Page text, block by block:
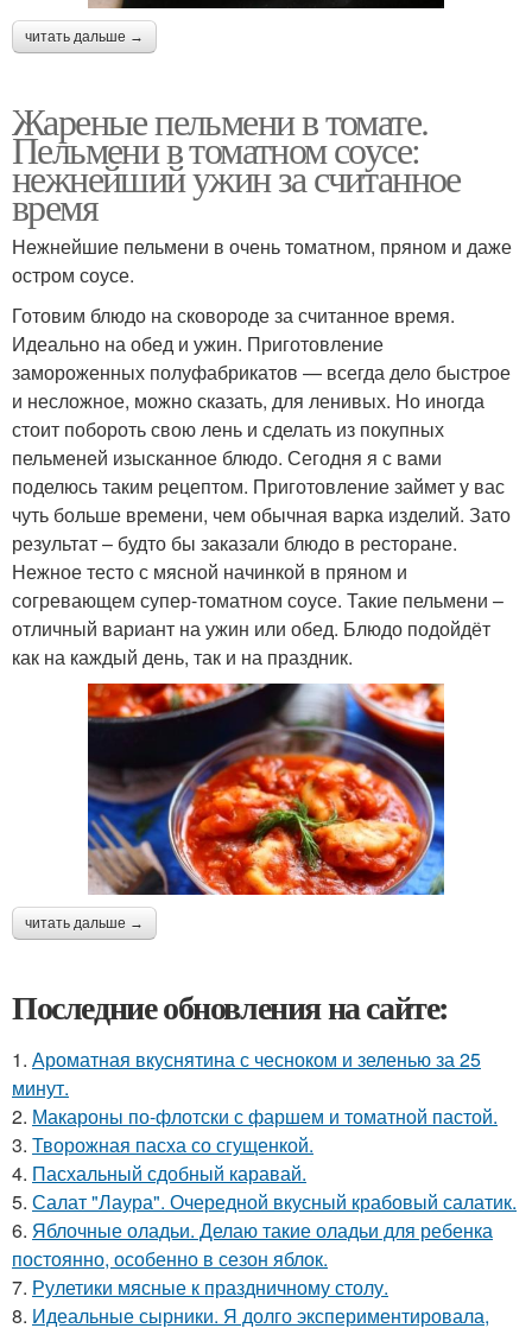
читать дальше →
Жареные пельмени в томате.
Пельмени в томатном соусе:
нежнейший ужин за считанное
время
Нежнейшие пельмени в очень томатном, пряном и даже
остром соусе.
Готовим блюдо на сковороде за считанное время.
Идеально на обед и ужин. Приготовление
замороженных полуфабрикатов — всегда дело быстрое
и несложное, можно сказать, для ленивых. Но иногда
стоит побороть свою лень и сделать из покупных
пельменей изысканное блюдо. Сегодня я с вами
поделюсь таким рецептом. Приготовление займет у вас
чуть больше времени, чем обычная варка изделий. Зато
результат – будто бы заказали блюдо в ресторане.
Нежное тесто с мясной начинкой в пряном и
согревающем супер-томатном соусе. Такие пельмени –
отличный вариант на ужин или обед. Блюдо подойдёт
как на каждый день, так и на праздник.
читать дальше →
Последние обновления на сайте:
1. Ароматная вкуснятина с чесноком и зеленью за 25
минут.
2. Макароны по-флотски с фаршем и томатной пастой.
3. Творожная пасха со сгущенкой.
4. Пасхальный сдобный каравай.
5. Салат "Лаура". Очередной вкусный крабовый салатик.
6. Яблочные оладьи. Делаю такие оладьи для ребенка
постоянно, особенно в сезон яблок.
7. Рулетики мясные к праздничному столу.
8. Идеальные сырники. Я долго экспериментировала,